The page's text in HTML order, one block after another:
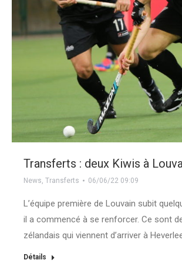
Transferts : deux Kiwis à
News, Transferts 06/06/22 09:09
L’équipe première de Louvain subit
il a commencé à se renforcer. Ce sont
zélandais qui viennent d’arriver à
Détails